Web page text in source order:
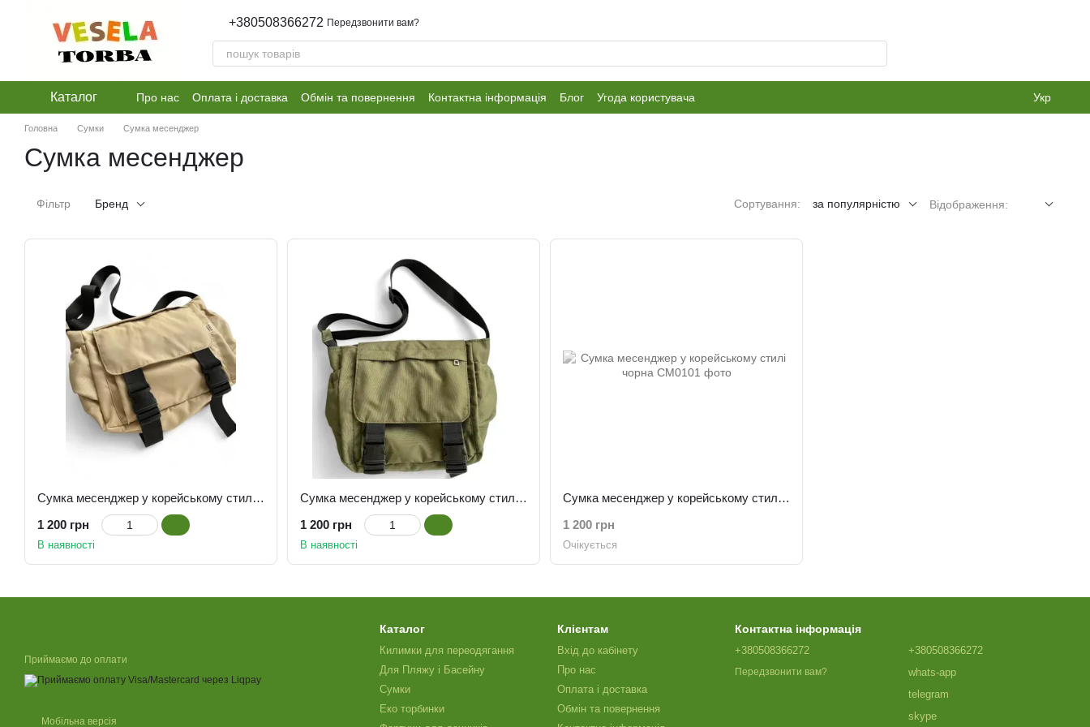
+380508366272 Передзвонити вам?
Каталог Про нас Оплата і доставка Обмін та повернення Контактна інформація Блог Угода користувача Укр
Головна Сумки Сумка месенджер
Сумка месенджер
Фільтр Бренд Сортування: за популярністю Відображення:
Сумка месенджер у корейському стилі бежева
1 200 грн
В наявності
Сумка месенджер у корейському стилі Хакі
1 200 грн
В наявності
Сумка месенджер у корейському стилі чорна
1 200 грн
Очікується
Приймаємо до оплати
Мобільна версія
Каталог
Килимки для переодягання
Для Пляжу і Басейну
Сумки
Еко торбинки
Клієнтам
Вхід до кабінету
Про нас
Оплата і доставка
Обмін та повернення
Контактна інформація
+380508366272
Передзвонити вам?
+380508366272
whats-app
telegram
skype